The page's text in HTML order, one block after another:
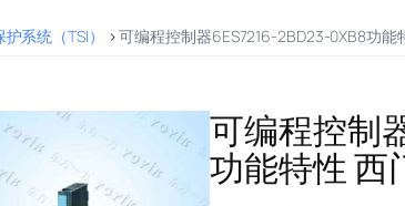
系统（TSI） >可编程控制器6ES7216-2BD23-0XB8功能
可编程控制
功能特性 西